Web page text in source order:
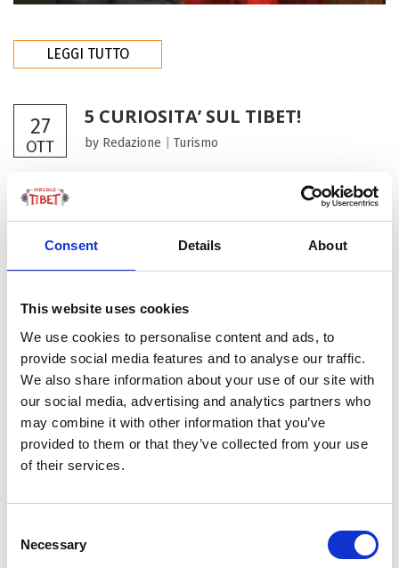
Consent Details About
This website uses cookies
We use cookies to personalise content and ads, to
provide social media features and to analyse our traffic.
We also share information about your use of our site with
our social media, advertising and analytics partners who
may combine it with other information that you’ve
provided to them or that they’ve collected from your use
of their services.
Selection
Necessary
LEGGI TUTTO
27
OTT
5 CURIOSITA’ SUL TIBET!
by Redazione Turismo
Terra avvolta nella spiritualità, il Tibet è sede di
sorprendenti, che lo rendono una delle principali
miriade di usanze antiche,...